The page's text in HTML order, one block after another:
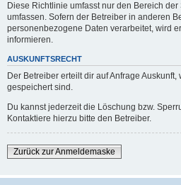
Diese Richtlinie umfasst nur den Bereich
umfassen. Sofern der Betreiber in anderen
personenbezogene Daten verarbeitet, wird
informieren.
AUSKUNFTSRECHT
Der Betreiber erteilt dir auf Anfrage
gespeichert sind.
Du kannst jederzeit die Löschung bzw.
Kontaktiere hierzu bitte den Betreiber.
Zurück zur Anmeldemaske